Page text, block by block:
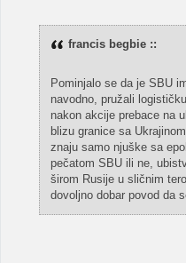
francis begbie ::
Pominjalo se da je SBU
navodno, pružali
nakon akcije prebace na
blizu granice sa
znaju samo njuške sa
pečatom SBU ili ne,
širom Rusije u sličnim
dovoljno dobar povod da